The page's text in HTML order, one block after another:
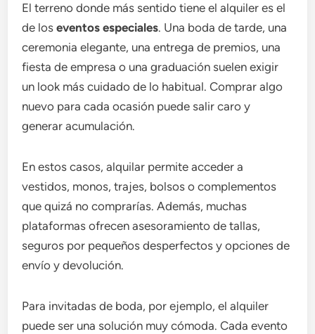
El terreno donde más sentido tiene el alquiler es el
de loseventos especiales. Una boda de tarde, una
ceremonia elegante, una entrega de premios, una
fiesta de empresa o una graduación suelen exigir
un look más cuidado de lo habitual. Comprar algo
nuevo para cada ocasión puede salir caro y
generar acumulación.
En estos casos, alquilar permite acceder a
vestidos, monos, trajes, bolsos o complementos
que quizá no comprarías. Además, muchas
plataformas ofrecen asesoramiento de tallas,
seguros por pequeños desperfectos y opciones de
envío y devolución.
Para invitadas de boda, por ejemplo, el alquiler
puede ser una solución muy cómoda. Cada evento